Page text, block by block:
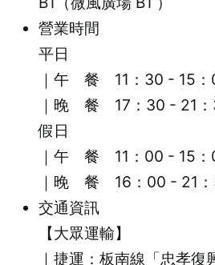
營業時間
平日
｜午 餐 11：30 - 15：
｜晚 餐 17：30 - 21
假日
｜午 餐 11：00 - 15：
｜晚 餐 16：00 - 21
交通資訊
【大眾運輸】
｜捷運：板南線「忠孝